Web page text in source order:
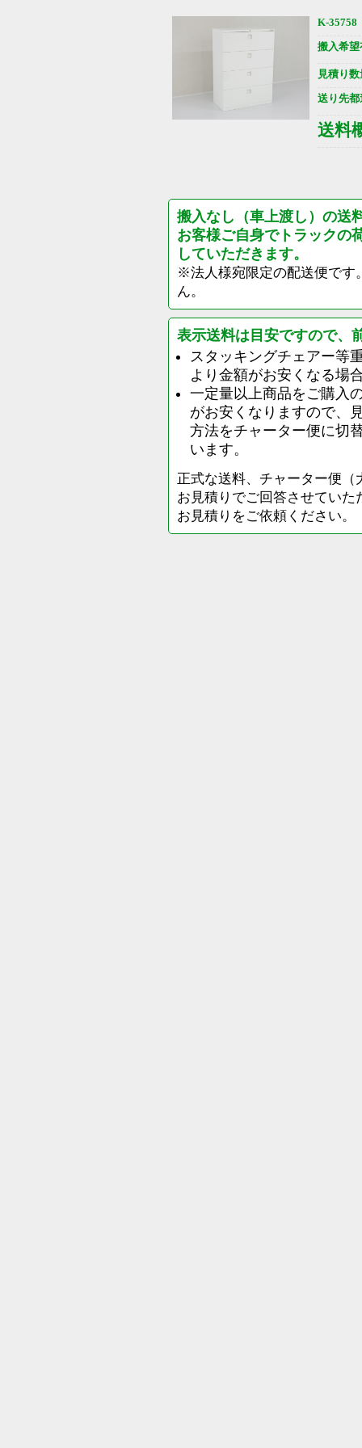
K-35758
搬入希望
見積り数
送り先都
送料
搬入なし（車上渡し）の送
お客様ご自身でトラックの
していただきます。
※法人様宛限定の配送便です
ん。
表示送料は目安ですので、
スタッキングチェアー等
より金額がお安くなる場
一定量以上商品をご購入
がお安くなりますので、
方法をチャーター便に切
います。
正式な送料、チャーター便
お見積りでご回答させてい
お見積りをご依頼ください。